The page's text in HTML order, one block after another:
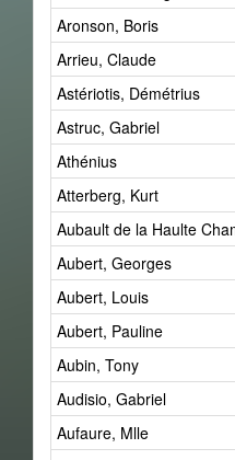
Aronson, Boris
Arrieu, Claude
Astériotis, Démétrius
Astruc, Gabriel
Athénius
Atterberg, Kurt
Aubault de la Haulte
Aubert, Georges
Aubert, Louis
Aubert, Pauline
Aubin, Tony
Audisio, Gabriel
Aufaure, Mlle